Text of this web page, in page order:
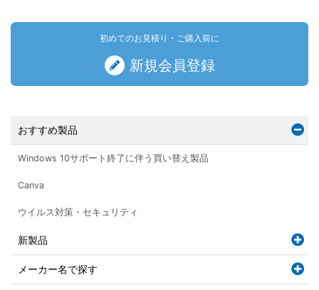
初めてのお見積り・ご購入前に
新規会員登録
おすすめ製品
Windows 10サポート終了に伴う買い替え製品
Canva
ウイルス対策・セキュリティ
新製品
メーカー名で探す